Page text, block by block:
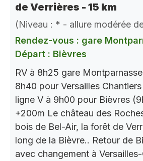
de Verrières - 15 km
(Niveau : * - allure modérée
Rendez-vous : gare
Départ : Bièvres
RV à 8h25 gare
8h40 pour Versailles
ligne V à 9h00 pour Bièvres
+200m Le château des
bois de Bel-Air, la forêt de
long de la Bièvre.. Retour de
avec changement à